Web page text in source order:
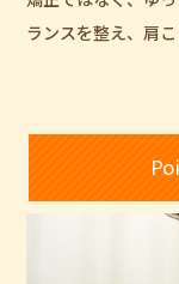
ランスを整え、肩